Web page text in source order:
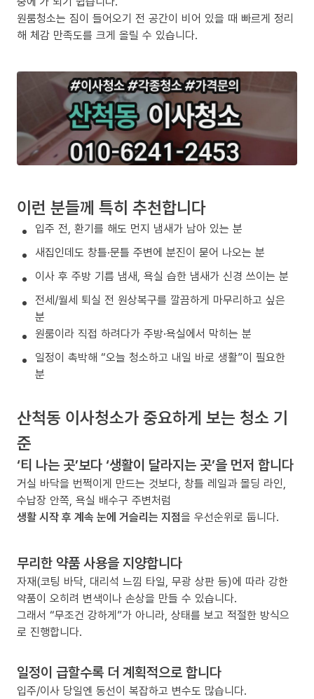
원룸청소는 짐이 들어오기 전 공간이 비어 있을 때 빠르게 정리
해 체감 만족도를 크게 올릴 수 있습니다.
이런 분들께 특히 추천합니다
입주 전, 환기를 해도 먼지 냄새가 남아 있는 분
새집인데도 창틀·문틀 주변에 분진이 묻어 나오는 분
이사 후 주방 기름 냄새, 욕실 습한 냄새가 신경 쓰이는 분
전세/월세 퇴실 전 원상복구를 깔끔하게 마무리하고 싶은
분
원룸이라 직접 하려다가 주방·욕실에서 막히는 분
일정이 촉박해 “오늘 청소하고 내일 바로 생활”이 필요한
분
산척동 이사청소가 중요하게 보는 청소 기
준
‘티 나는 곳’보다 ‘생활이 달라지는 곳’을 먼저 합니다
거실 바닥을 번쩍이게 만드는 것보다, 창틀 레일과 몰딩 라인,
수납장 안쪽, 욕실 배수구 주변처럼
생활 시작 후 계속 눈에 거슬리는 지점을 우선순위로 둡니다.
무리한 약품 사용을 지양합니다
자재(코팅 바닥, 대리석 느낌 타일, 무광 상판 등)에 따라 강한
약품이 오히려 변색이나 손상을 만들 수 있습니다.
그래서 “무조건 강하게”가 아니라, 상태를 보고 적절한 방식으
로 진행합니다.
일정이 급할수록 더 계획적으로 합니다
입주/이사 당일엔 동선이 복잡하고 변수도 많습니다.